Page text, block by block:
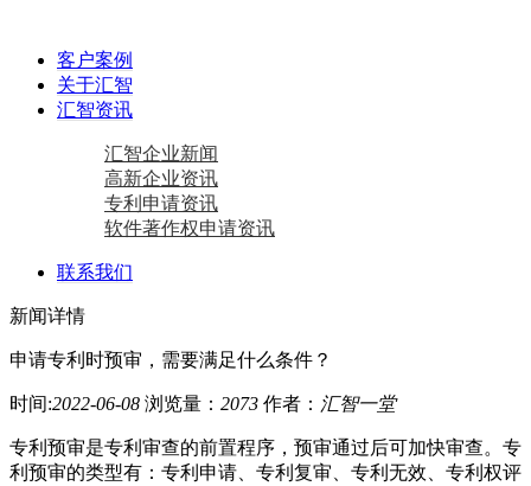
客户案例
关于汇智
汇智资讯
汇智企业新闻
高新企业资讯
专利申请资讯
软件著作权申请资讯
联系我们
新闻详情
申请专利时预审，需要满足什么条件？
时间:2022-06-08 浏览量： 2073 作者： 汇智一堂
专利预审是专利审查的前置程序，预审通过后可加快审查。专
利预审的类型有：专利申请、专利复审、专利无效、专利权评